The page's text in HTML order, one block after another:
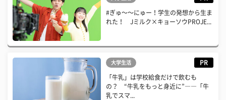
#ぎゅ〜〜にゅー！学生の発想から生ま
れた！ Jミルク×キョーソウPROJE...
大学生活 PR
「牛乳」は学校給食だけで飲むも
の？ “牛乳をもっと身近に”――「牛
乳でスマ...